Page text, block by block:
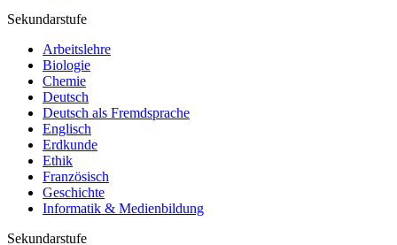
Sekundarstufe
Arbeitslehre
Biologie
Chemie
Deutsch
Deutsch als Fremdsprache
Englisch
Erdkunde
Ethik
Französisch
Geschichte
Informatik & Medienbildung
Sekundarstufe